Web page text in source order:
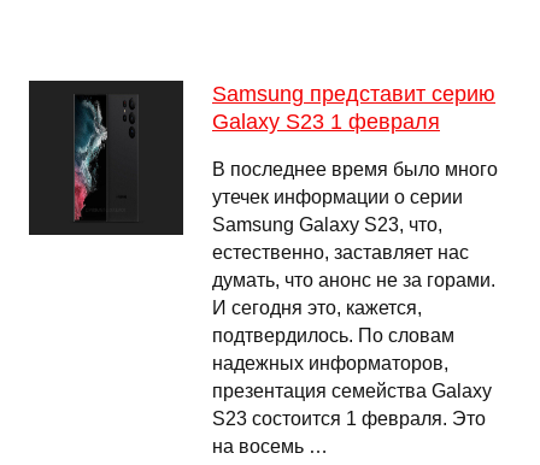
Samsung представит серию
Galaxy S23 1 февраля
В последнее время было много
утечек информации о серии
Samsung Galaxy S23, что,
естественно, заставляет нас
думать, что анонс не за горами.
И сегодня это, кажется,
подтвердилось. По словам
надежных информаторов,
презентация семейства Galaxy
S23 состоится 1 февраля. Это
на восемь …